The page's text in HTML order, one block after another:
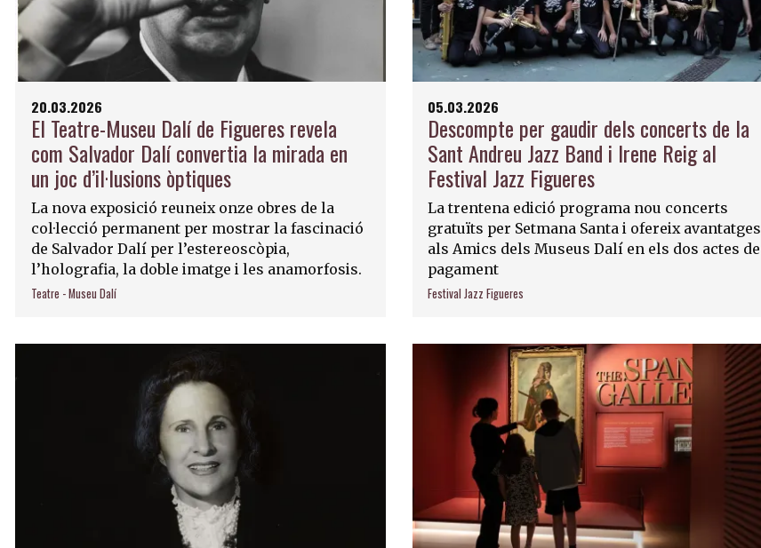
20.03.2026
El Teatre-Museu Dalí de Figueres revela
com Salvador Dalí convertia la mirada en
un joc d’il·lusions òptiques
La nova exposició reuneix onze obres de la
col·lecció permanent per mostrar la fascinació
de Salvador Dalí per l’estereoscòpia,
l’holografia, la doble imatge i les anamorfosis.
Teatre - Museu Dalí
05.03.2026
Descompte per gaudir dels concerts de la
Sant Andreu Jazz Band i Irene Reig al
Festival Jazz Figueres
La trentena edició programa nou concerts
gratuïts per Setmana Santa i ofereix avantatges
als Amics dels Museus Dalí en els dos actes de
pagament
Festival Jazz Figueres